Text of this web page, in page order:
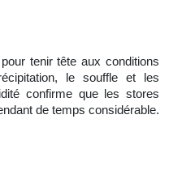
tenir tête aux conditions
le souffle et les
confirme que les stores
de temps considérable.